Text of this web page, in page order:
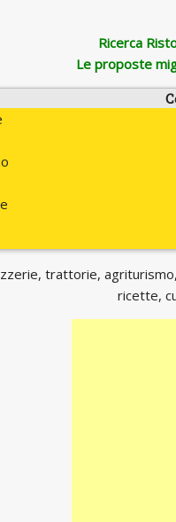
Ricerca
Le proposte
trattorie,
ricette,